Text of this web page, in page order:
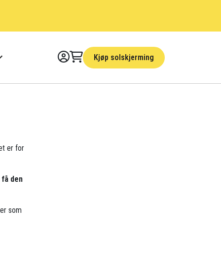
Kjøp solskjerming
er for
den
som